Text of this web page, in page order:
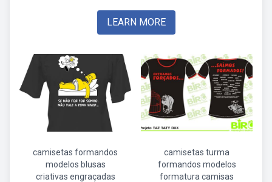
LEARN MORE
camisetas formandos
modelos blusas
criativas engraçadas
camisetas turma
formandos modelos
formatura camisas